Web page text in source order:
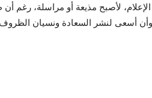
لأصبح مذيعة أو مراسلة، رغم
وأن أسعى لنشر السعادة ونسيان